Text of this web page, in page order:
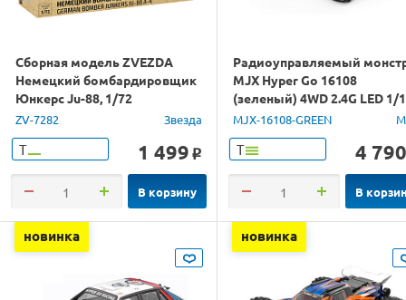
Сборная модель ZVEZDA
Немецкий бомбардировщик
Юнкерс Ju-88, 1/72
ZV-7282 Звезда
Т 1 499 o
В корзину
Радиоуправляемый
MJX Hyper Go 16108
(зеленый) 4WD 2.4G LED 1/
RTR
MJX-16108-GREEN
Т 4 790
В
новинка новинка